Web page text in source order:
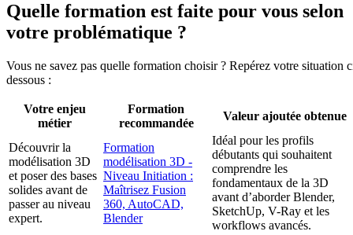
Quelle formation est faite pour vous selon
votre problématique ?
Vous ne savez pas quelle formation choisir ? Repérez votre situation
dessous :
Votre enjeu
métier
Formation
recommandée
Valeur ajoutée obtenue
Découvrir la
modélisation 3D
et poser des bases
solides avant de
passer au niveau
expert.
Formation
modélisation 3D -
Niveau Initiation :
Maîtrisez Fusion
360, AutoCAD,
Blender
Idéal pour les profils
débutants qui souhaitent
comprendre les
fondamentaux de la 3D
avant d’aborder Blender,
SketchUp, V-Ray et les
workflows avancés.